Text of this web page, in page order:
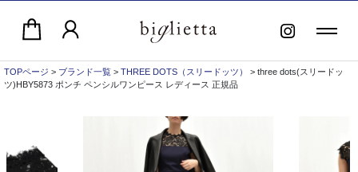
TOPページ > ブランド一覧 > THREE DOTS（スリードッツ）
> three dots(スリードッ
ツ)HBY5873 ポンチ ペンシルワンピース レディース 正規品